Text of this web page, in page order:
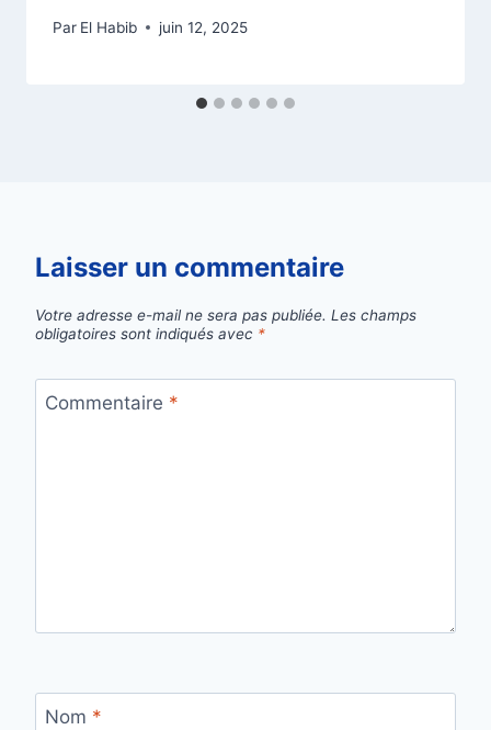
Par El Habib juin 12, 2025
Laisser un commentaire
Votre adresse e-mail ne sera pas publiée. Les champs
obligatoires sont indiqués avec *
Commentaire *
Nom *